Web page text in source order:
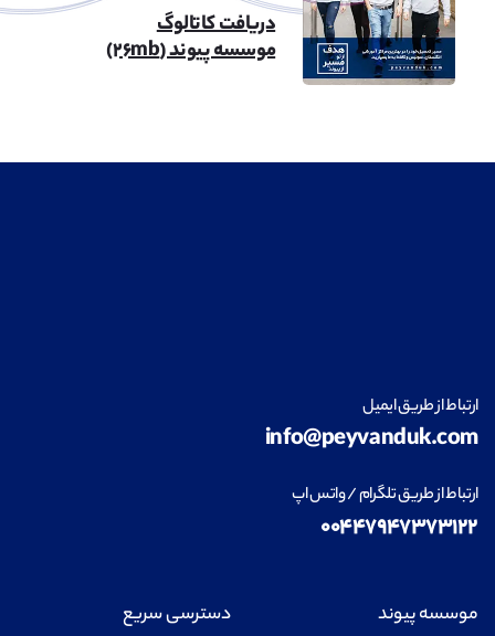
فناوری اطلاعات (IT)
ریاضیات مشاهده
دریافت کاتالوگ
موسسه پیوند (۲۶mb)
ارتباط از طریق ایمیل
info@peyvanduk.com
ارتباط از طریق تلگرام / واتس اپ
۰۰۴۴۷۹۴۷۳۷۳۱۲۲
موسسه پیوند دسترسی سریع